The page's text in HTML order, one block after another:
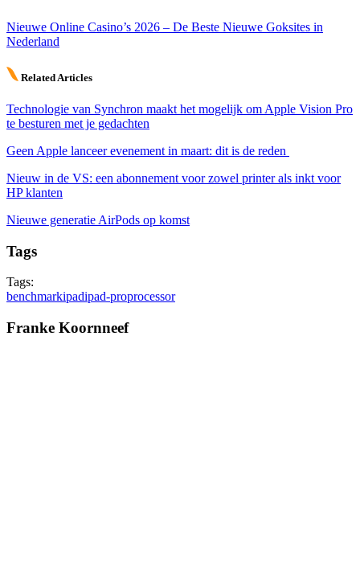
Nieuwe Online Casino’s 2026 – De Beste Nieuwe Goksites in
Nederland
Related Articles
Technologie van Synchron maakt het mogelijk om Apple Vision Pro
te besturen met je gedachten
Geen Apple lanceer evenement in maart: dit is de reden
Nieuw in de VS: een abonnement voor zowel printer als inkt voor
HP klanten
Nieuwe generatie AirPods op komst
Tags
Tags:
benchmarkipadipad-proprocessor
Franke Koornneef